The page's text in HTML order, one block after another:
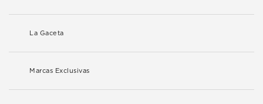
La Gaceta
Marcas Exclusivas